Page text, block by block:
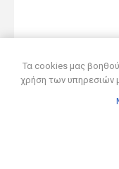
Τα cookies μας
χρήση των υπηρεσιών